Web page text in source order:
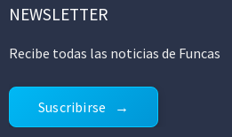
NEWSLETTER
Recibe todas las noticias de Funcas
Suscribirse